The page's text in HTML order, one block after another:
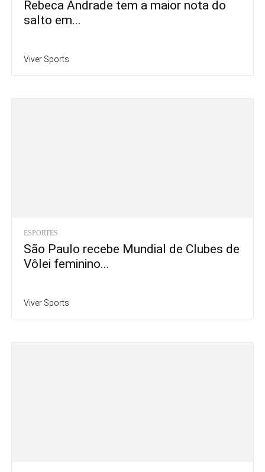
Rebeca Andrade tem a maior nota do
salto em...
Viver Sports
ESPORTES
São Paulo recebe Mundial de Clubes de
Vôlei feminino...
Viver Sports